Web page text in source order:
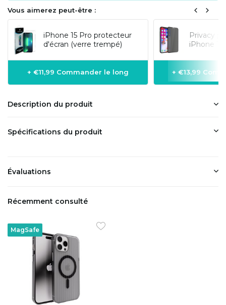
Vous aimerez peut-être :
iPhone 15 Pro protecteur
d'écran (verre trempé)
+ €11,99 Commander le long
Privacy
iPhone 15
+ €13,99
Description du produit
Spécifications du produit
Évaluations
Récemment consulté
MagSafe